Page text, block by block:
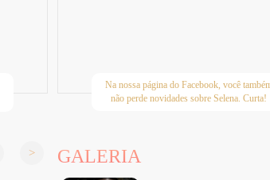
Na nossa página do Facebook, você
não perde novidades sobre Selena. Curta!
GALERIA